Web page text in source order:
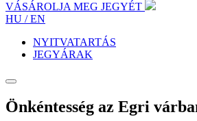
VÁSÁROLJA MEG JEGYÉT
HU /EN
NYITVATARTÁS
JEGYÁRAK
Önkéntesség az Egri